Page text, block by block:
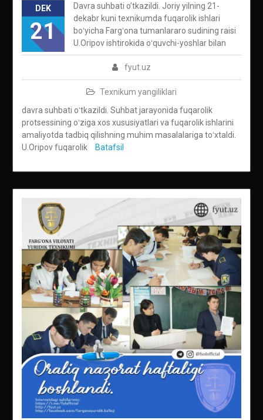
DEK
21
fyut.uz
Texnikum yangiliklari
Davra suhbati o’tkazildi. Joriy yilning 21-
dekabr kuni texnikumda fuqarolik ishlari
boʻyicha Fargʻona tumanlararo sudining raisi
U.Oripov ishtirokida oʻquvchi-yoshlar bilan
davra suhbati oʻtkazildi. Suhbat jarayonida fuqarolik
protsessining oʻziga xos xususiyatlari va fuqarolik ishlarini
amaliyotda tadbiq qilishning muhim masalalariga toʻxtaldi.
U.Oripov fuqarolik
Batafsil